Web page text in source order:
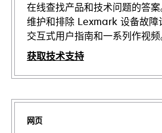
在线查找产品和技术问题的答案
维护和排除 Lexmark 设备故障
交互式用户指南和一系列作视频
获取技术支持
在
新
网页